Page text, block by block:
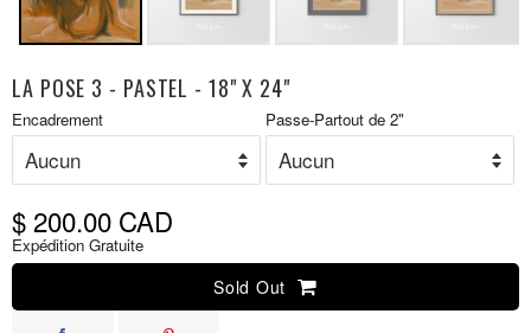
LA POSE 3 - PASTEL - 18" X 24"
Prix
réduit
Encadrement Passe-Partout de 2"
$ 200.00 CAD
Expédition Gratuite
Sold Out